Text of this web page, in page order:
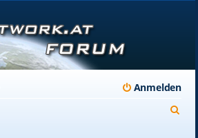
Anmelden